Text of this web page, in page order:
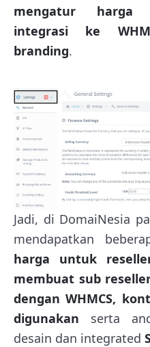
mengatur harga
integrasi ke
branding.
Jadi, di DomaiNesia
mendapatkan
harga untuk
membuat sub
dengan WHMCS,
digunakan serta
desain dan integrated